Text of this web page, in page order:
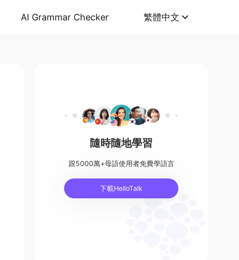
AI Grammar Checker 繁體中文
隨時隨地學習
跟5000萬+母語使用者免費學語言
下載HelloTalk